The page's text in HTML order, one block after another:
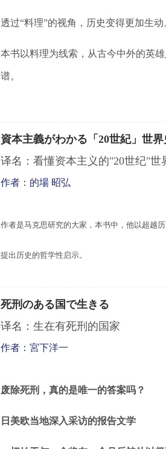
透过“料理”的视角，历史变得更加生动
本书以料理为线索，从古今中外的英
谱。
資本主義がわかる「20世紀」世
译名：看懂资本主义的"20世纪"世
作者：的場 昭弘
作者是马克思研究的大家 ，本书中，他以超越历
提出 历史的哲学性启示。
死刑のある国で生きる
译名：生在有死刑的国家
作者：宮下洋一
废除死刑，真的是唯一的答案吗？
日美欧当地深入采访的报告文学